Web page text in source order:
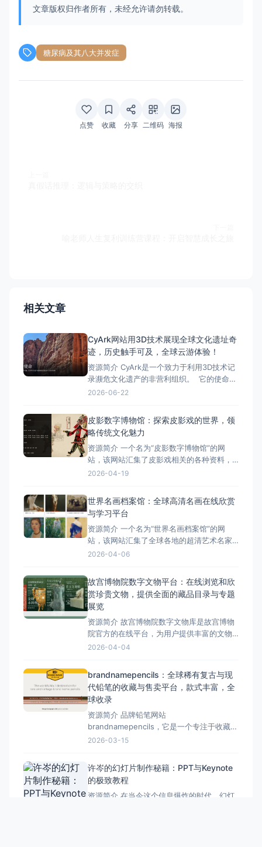
文章版权归作者所有，未经允许请勿转载。
糖尿病及其八大并发症
点赞 收藏 分享 二维码 海报
相关文章
CyArk网站用3D技术展现全球文化遗址奇
迹，历史触手可及，全球云游体验！
资源简介 CyArk是一个致力于利用3D技术记
录濒危文化遗产的非营利组织。 它的使命是
保护历史、赋能社区、启发观众，通过3D文
事将过去带给观众。CyArk的核心功能包括使
用3D技术精确记录濒危文化遗址、为文化遗
产的管
2026-06-22
皮影数字博物馆：探索皮影戏的世界，领
略传统文化魅力
资源简介 一个名为“皮影数字博物馆”的网
站，该网站汇集了皮影戏相关的各种资料，
包括历史文献、学术研究、表演视频、制作
皮影艺术资源的在线殿堂。在这个博物馆
里，你可以深入了解皮影戏的起源发展、地
方特色、民俗文化和表演技
2026-04-19
世界名画档案馆：全球高清名画在线欣赏
与学习平台
资源简介 一个名为“世界名画档案馆”的网
站，该网站汇集了全球各地的超清艺术名家
绘画作品，特别是古典油画。 网站提供了详
类。 用户可以在这个网站上浏览和下载高分
辨率的自由版权经典作品。此外，该网站还
提供了A-Z排序、
2026-04-06
故宫博物院数字文物平台：在线浏览和欣
赏珍贵文物，提供全面的藏品目录与专题
展览
资源简介 故宫博物院数字文物库是故宫博物
院官方的在线平台，为用户提供丰富的文物
资源。 该平台不仅提供藏品总目浏览，还推
宝。 该平台具有官方权威、藏品丰富、功能
多样等特点。用户可以方便地查找文物信
息，浏览专题展览，
2026-04-04
brandnamepencils：全球稀有复古与现
代铅笔的收藏与售卖平台，款式丰富，全
球收录
资源简介 品牌铅笔网站
brandnamepencils，它是一个专注于收藏和
出售全球各地稀有复古及现代铅笔的网站。
在线商店的功能，它更像是一个铅笔博物
馆，展示了从复古到现代的各种铅笔。此
外，网站还提供了
2026-03-15
许岑的幻灯片制作秘籍：PPT与Keynote
的极致教程
资源简介 在当今这个信息爆炸的时代，幻灯